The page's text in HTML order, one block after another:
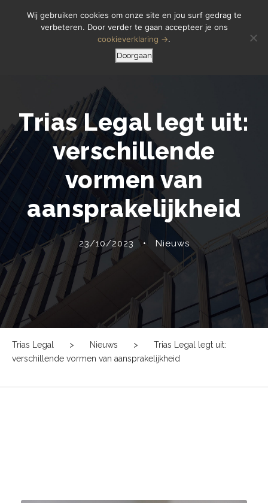
Letselschade Melden 06 14 200 440
Trias Legal legt uit:
verschillende
vormen van
aansprakelijkheid
23/10/2023 • Nieuws
Trias Legal > Nieuws >
Trias Legal legt uit:
verschillende vormen van aansprakelijkheid
Wij gebruiken cookies om onze site en jou surf gedrag te
verbeteren. Door verder te gaan accepteer je ons
cookieverklaring →.
Doorgaan